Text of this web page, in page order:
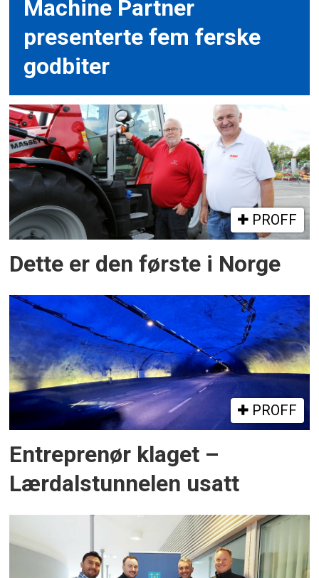
Machine Partner
presenterte fem ferske
godbiter
PROFF
Dette er den første i Norge
PROFF
Entreprenør klaget –
Lærdalstunnelen usatt